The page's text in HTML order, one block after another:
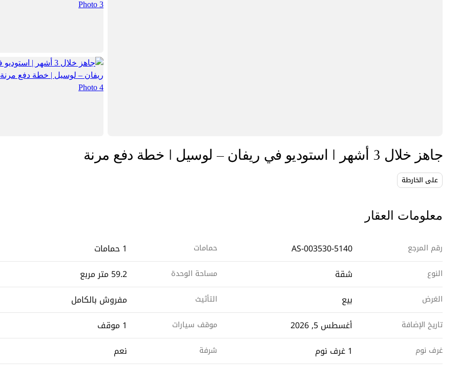
جاهز خلال 3 أشهر | استوديو في ريفان – لوسيل | خطة دفع مرنة
على الخارطة
معلومات العقار
رقم المرجع AS-003530-5140
النوع شقة
الغرض بيع
تاريخ الإضافة أغسطس 5, 2026
غرف نوم 1 غرف نوم
حمامات 1 حمامات
مساحة الوحدة 59.2 متر مربع
التأثيث مفروش بالكامل
موقف سيارات 1 موقف
شرفة نعم